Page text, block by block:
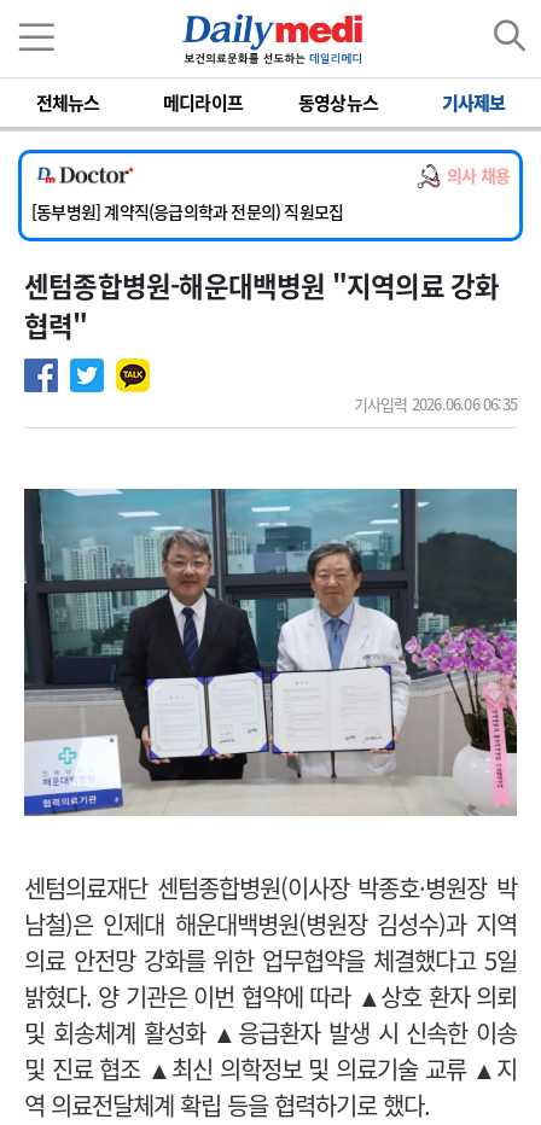
전체뉴스 메디라이프 동영상뉴스 기사제보
의사 채용
[서울아산병원] 2026년 하반기 인턴 모집
[영남대학교의료원] 마취통증의학과 임기제 임상의사 채용
[충남대학교병원] 소아청소년과(소아응급전담) 계약직 의사 공개채용
[동부병원] 계약직(응급의학과 전문의) 직원모집
[이대목동병원] 하반기 전공의(레지던트1년차) 모집
[서울아산병원] 2026년 하반기 인턴 모집
[영남대학교의료원] 마취통증의학과 임기제 임상의사 채용
센텀종합병원-해운대백병원 "지역의료 강화
협력"
기사입력 2026.06.06 06:35
센텀의료재단 센텀종합병원(이사장 박종호·병원장 박
남철)은 인제대 해운대백병원(병원장 김성수)과 지역
의료 안전망 강화를 위한 업무협약을 체결했다고 5일
밝혔다. 양 기관은 이번 협약에 따라 ▲상호 환자 의뢰
및 회송체계 활성화 ▲응급환자 발생 시 신속한 이송
및 진료 협조 ▲최신 의학정보 및 의료기술 교류 ▲지
역 의료전달체계 확립 등을 협력하기로 했다.